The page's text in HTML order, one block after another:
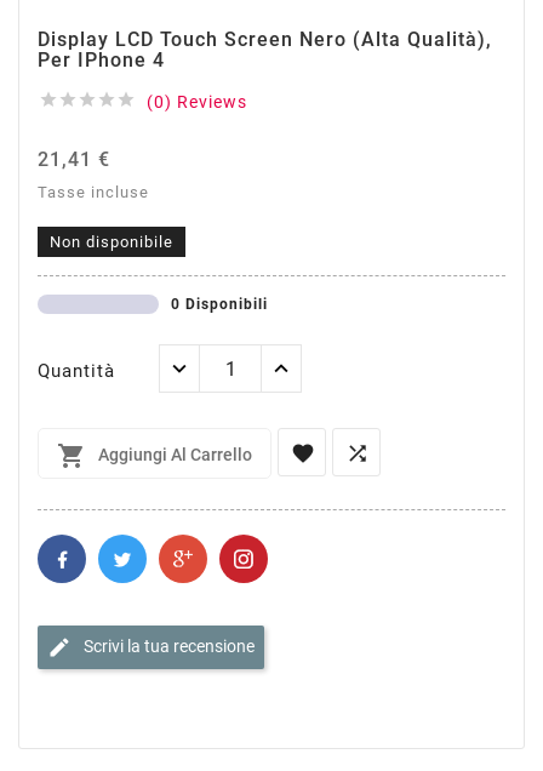
Display LCD Touch Screen Nero (Alta Qualità),
Per IPhone 4
     (0) Reviews
21,41 €
Tasse incluse
Non disponibile
0 Disponibili
Quantità
 Aggiungi Al Carrello  
edit Scrivi la tua recensione